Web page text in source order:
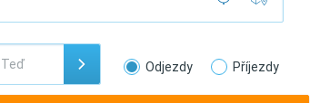
Odjezdy Příjezdy